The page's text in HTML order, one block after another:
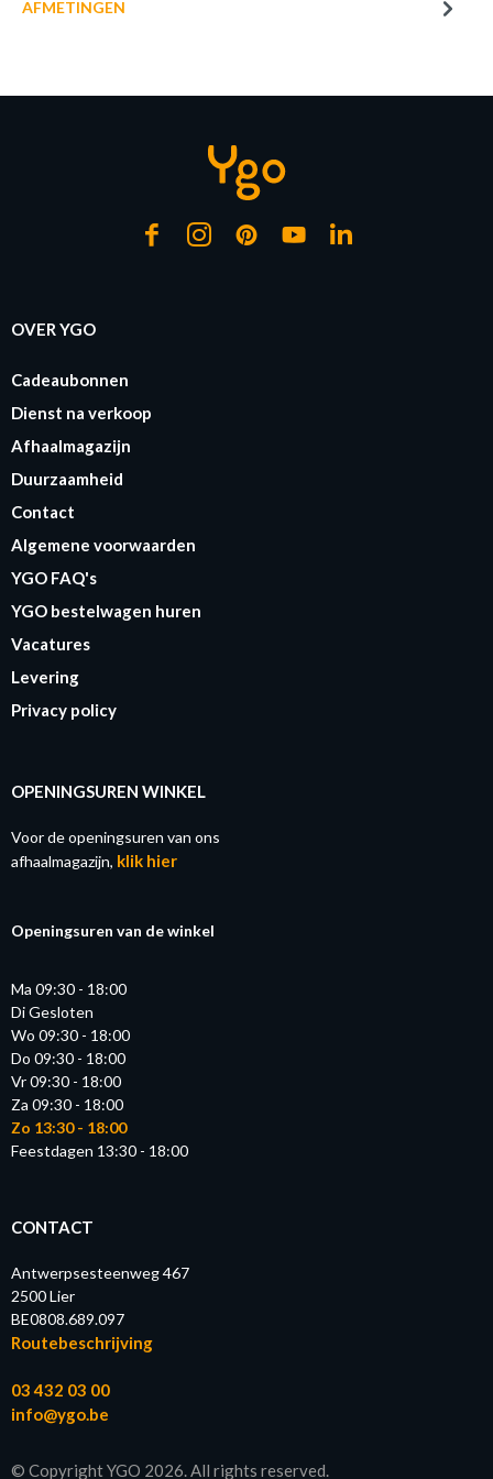
AFMETINGEN
OVER YGO
Cadeaubonnen
Dienst na verkoop
Afhaalmagazijn
Duurzaamheid
Contact
Algemene voorwaarden
YGO FAQ's
YGO bestelwagen huren
Vacatures
Levering
Privacy policy
OPENINGSUREN WINKEL
Voor de openingsuren van ons
afhaalmagazijn, klik hier
Openingsuren van de winkel
Ma 09:30 - 18:00
Di Gesloten
Wo 09:30 - 18:00
Do 09:30 - 18:00
Vr 09:30 - 18:00
Za 09:30 - 18:00
Zo 13:30 - 18:00
Feestdagen 13:30 - 18:00
CONTACT
Antwerpsesteenweg 467
2500 Lier
BE0808.689.097
Routebeschrijving
03 432 03 00
info@ygo.be
© Copyright YGO 2026. All rights reserved.